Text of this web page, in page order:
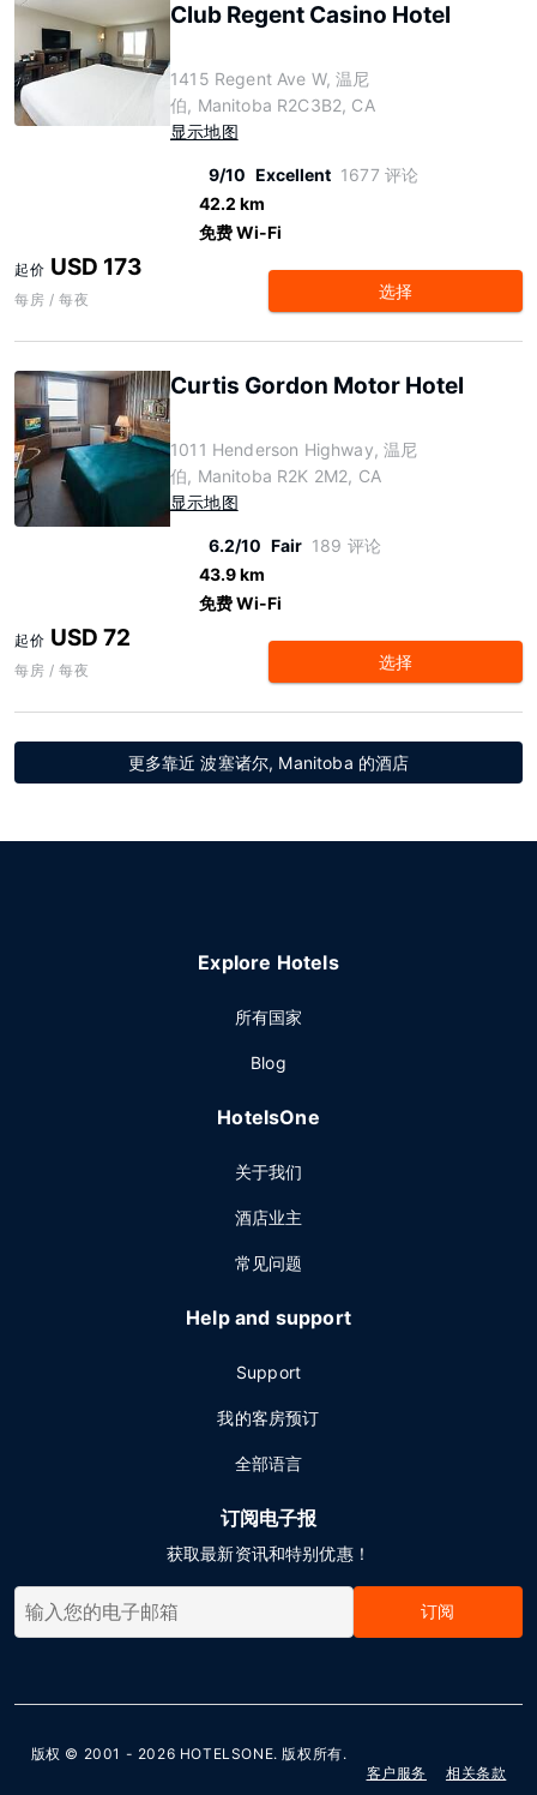
Club Regent Casino Hotel
1415 Regent Ave W, 温尼
伯, Manitoba R2C3B2, CA
显示地图
9/10 Excellent 1677 评论
42.2 km
免费 Wi-Fi
起价 USD 173
每房 / 每夜 选择
Curtis Gordon Motor Hotel
1011 Henderson Highway, 温尼
伯, Manitoba R2K 2M2, CA
显示地图
6.2/10 Fair 189 评论
43.9 km
免费 Wi-Fi
起价 USD 72
每房 / 每夜 选择
更多靠近 波塞诸尔, Manitoba 的酒店
Explore Hotels
所有国家
Blog
HotelsOne
关于我们
酒店业主
常见问题
Help and support
Support
我的客房预订
全部语言
订阅电子报
获取最新资讯和特别优惠！
订阅
版权 © 2001 - 2026 HOTELSONE. 版权所有.
客户服务
相关条款